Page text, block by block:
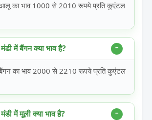
का भाव 1000 से 2010 रूपये प्रति कुएंटल
में बैंगन क्या भाव है?
का भाव 2000 से 2210 रूपये प्रति कुएंटल
में मूली क्या भाव है?